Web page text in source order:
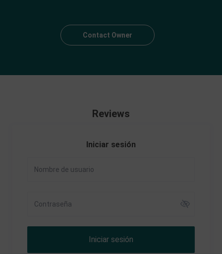
Contact Owner
Reviews
Iniciar sesión
Iniciar sesión